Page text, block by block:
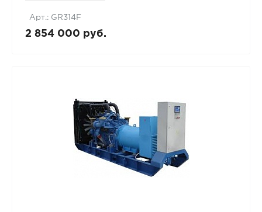
Арт.: GR314F
2 854 000 руб.